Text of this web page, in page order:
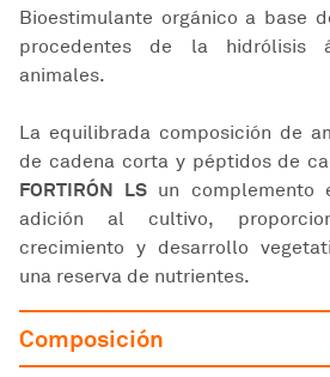
Bioestimulante orgánico a base
procedentes de la hidrólisis
animales.
La equilibrada composición de
de cadena corta y péptidos de
FORTIRÓN LSun complemento
adición al cultivo,
crecimiento y desarrollo
una reserva de nutrientes.
Composición